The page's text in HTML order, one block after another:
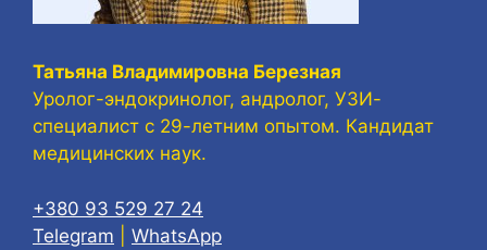
Татьяна Владимировна Березная
Уролог-эндокринолог, андролог, УЗИ-
специалист с 29-летним опытом. Кандидат
медицинских наук.
+380 93 529 27 24
Telegram
WhatsApp